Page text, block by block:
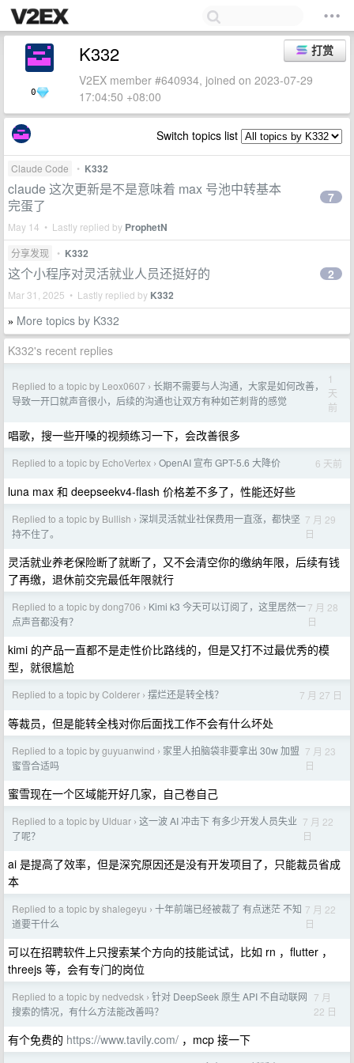
0
打赏
K332
V2EX member #640934, joined on 2023-07-29
17:04:50 +08:00
Switch topics list
Claude Code • K332
claude 这次更新是不是意味着 max 号池中转基本
完蛋了
May 14 • Lastly replied by ProphetN
7
分享发现 • K332
这个小程序对灵活就业人员还挺好的
Mar 31, 2025 • Lastly replied by K332
2
» More topics by K332
K332's recent replies
Replied to a topic by Leox0607 › 长期不需要与人沟通，大家是如何改善，
导致一开口就声音很小，后续的沟通也让双方有种如芒刺背的感觉
1
天
前
唱歌，搜一些开嗓的视频练习一下，会改善很多
Replied to a topic by EchoVertex › OpenAI 宣布 GPT-5.6 大降价 6 天前
luna max 和 deepseekv4-flash 价格差不多了，性能还好些
Replied to a topic by Bullish › 深圳灵活就业社保费用一直涨，都快坚
持不住了。
7 月 29
日
灵活就业养老保险断了就断了，又不会清空你的缴纳年限，后续有钱
了再缴，退休前交完最低年限就行
Replied to a topic by dong706 › Kimi k3 今天可以订阅了，这里居然一
点声音都没有？
7 月 28
日
kimi 的产品一直都不是走性价比路线的，但是又打不过最优秀的模
型，就很尴尬
Replied to a topic by Colderer › 摆烂还是转全栈？ 7 月 27 日
等裁员，但是能转全栈对你后面找工作不会有什么坏处
Replied to a topic by guyuanwind › 家里人拍脑袋非要拿出 30w 加盟
蜜雪合适吗
7 月 23
日
蜜雪现在一个区域能开好几家，自己卷自己
Replied to a topic by Ulduar › 这一波 AI 冲击下 有多少开发人员失业
了呢？
7 月 22
日
ai 是提高了效率，但是深究原因还是没有开发项目了，只能裁员省成
本
Replied to a topic by shalegeyu › 十年前端已经被裁了 有点迷茫 不知
道要干什么
7 月 22
日
可以在招聘软件上只搜索某个方向的技能试试，比如 rn ，flutter ，
threejs 等，会有专门的岗位
Replied to a topic by nedvedsk › 针对 DeepSeek 原生 API 不自动联网
搜索的情况，有什么方法能改善吗？
7 月
22 日
有个免费的 https://www.tavily.com/ ，mcp 接一下